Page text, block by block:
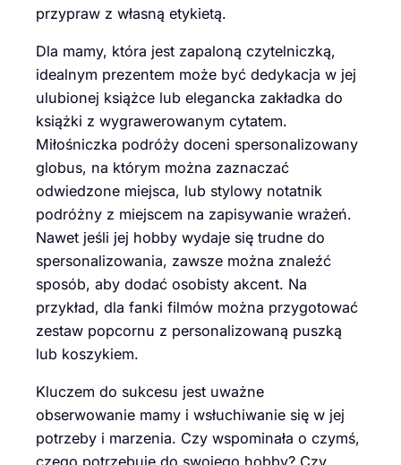
przypraw z własną etykietą.
Dla mamy, która jest zapaloną czytelniczką,
idealnym prezentem może być dedykacja w jej
ulubionej książce lub elegancka zakładka do
książki z wygrawerowanym cytatem.
Miłośniczka podróży doceni spersonalizowany
globus, na którym można zaznaczać
odwiedzone miejsca, lub stylowy notatnik
podróżny z miejscem na zapisywanie wrażeń.
Nawet jeśli jej hobby wydaje się trudne do
spersonalizowania, zawsze można znaleźć
sposób, aby dodać osobisty akcent. Na
przykład, dla fanki filmów można przygotować
zestaw popcornu z personalizowaną puszką
lub koszykiem.
Kluczem do sukcesu jest uważne
obserwowanie mamy i wsłuchiwanie się w jej
potrzeby i marzenia. Czy wspominała o czymś,